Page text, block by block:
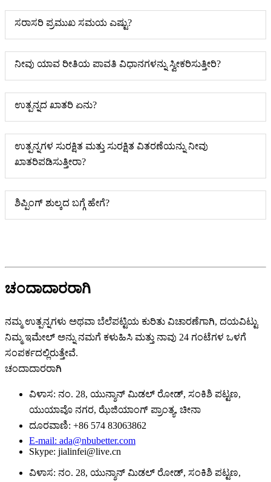
ಸರಾಸರಿ ಪ್ರಮುಖ ಸಮಯ ಎಷ್ಟು?
ನೀವು ಯಾವ ರೀತಿಯ ಪಾವತಿ ವಿಧಾನಗಳನ್ನು ಸ್ವೀಕರಿಸುತ್ತೀರಿ?
ಉತ್ಪನ್ನದ ಖಾತರಿ ಏನು?
ಉತ್ಪನ್ನಗಳ ಸುರಕ್ಷಿತ ಮತ್ತು ಸುರಕ್ಷಿತ ವಿತರಣೆಯನ್ನು ನೀವು
ಖಾತರಿಪಡಿಸುತ್ತೀರಾ?
ಶಿಪ್ಪಿಂಗ್ ಶುಲ್ಕದ ಬಗ್ಗೆ ಹೇಗೆ?
ಚಂದಾದಾರರಾಗಿ
ನಮ್ಮ ಉತ್ಪನ್ನಗಳು ಅಥವಾ ಬೆಲೆಪಟ್ಟಿಯ ಕುರಿತು ವಿಚಾರಣೆಗಾಗಿ, ದಯವಿಟ್ಟು
ನಿಮ್ಮ ಇಮೇಲ್ ಅನ್ನು ನಮಗೆ ಕಳುಹಿಸಿ ಮತ್ತು ನಾವು 24 ಗಂಟೆಗಳ ಒಳಗೆ
ಸಂಪರ್ಕದಲ್ಲಿರುತ್ತೇವೆ.
ಚಂದಾದಾರರಾಗಿ
ವಿಳಾಸ: ನಂ. 28, ಯುನ್ಶಾನ್ ಮಿಡಲ್ ರೋಡ್, ಸಂಕಿಶಿ ಪಟ್ಟಣ,
ಯುಯಾವೊ ನಗರ, ಝೆಜಿಯಾಂಗ್ ಪ್ರಾಂತ್ಯ, ಚೀನಾ
ದೂರವಾಣಿ: +86 574 83063862
E-mail: ada@nbubetter.com
Skype: jialinfei@live.cn
ವಿಳಾಸ: ನಂ. 28, ಯುನ್ಶಾನ್ ಮಿಡಲ್ ರೋಡ್, ಸಂಕಿಶಿ ಪಟ್ಟಣ,